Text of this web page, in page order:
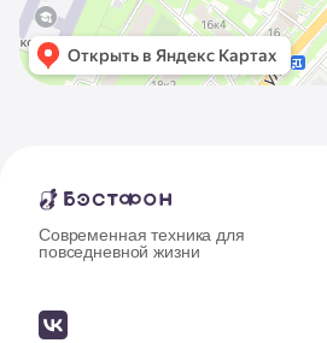
Современная техника для
повседневной жизни